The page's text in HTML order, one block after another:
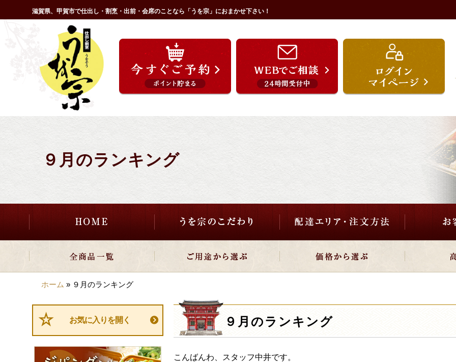
ン
滋賀県、甲賀市で仕出し・割烹・出前・会席のことなら「うを宗」におまかせ下さい！
９月のランキング
HOME うを宗のこだわり 配達エリア・注文方法
ご用途から選ぶ 価格から選ぶ
ホーム » ９月のランキング
９月のランキング
こんばんわ、スタッフ中井です。
お気に入りを開く
ジ